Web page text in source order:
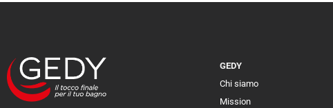
GEDY
Chi siamo
Mission